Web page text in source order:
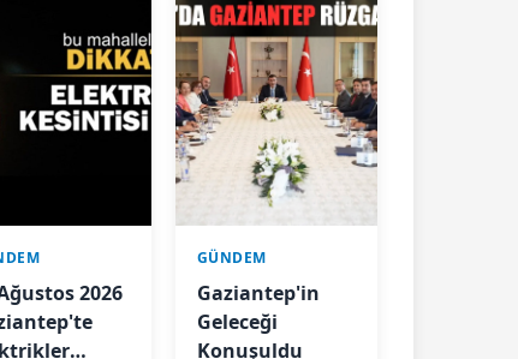
2026
GÜNDEM
Gaziantep'in
Geleceği
Konuşuldu